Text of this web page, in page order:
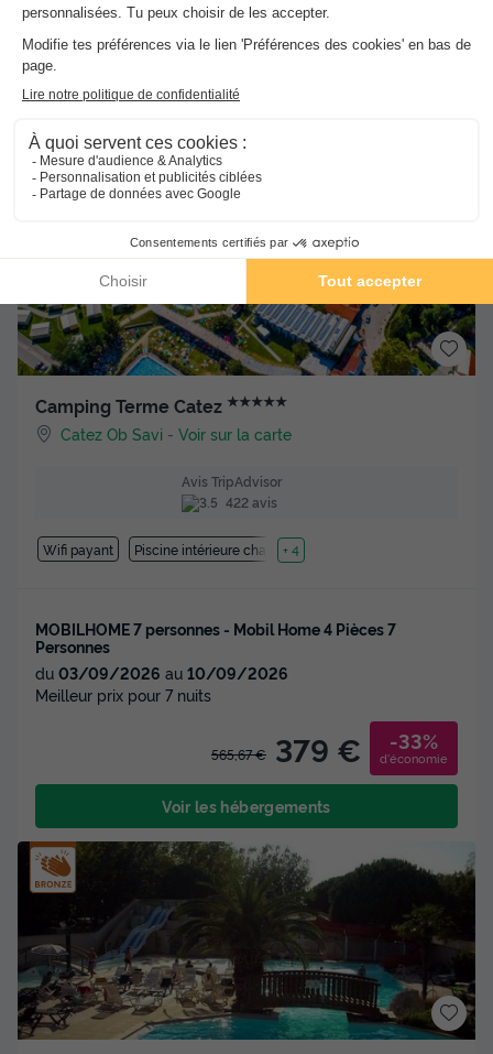
du18/09/2026au25/09/2026
434,84 € 369,61 €
Voir les hébergements
Camping Terme Catez ★★★★★
Catez Ob Savi -Voir sur la carte
Avis TripAdvisor
422 avis
Wifi payant Piscine intérieure chauffée
+ 4
MOBILHOME 7 personnes - Mobil Home 4 Pièces 7
Personnes
du 03/09/2026 au 10/09/2026
Meilleur prix pour 7 nuits
565,67 € 379 € -33%
d'économie
Voir les hébergements